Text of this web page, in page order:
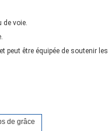
de voie.
peut être équipée de soutenir les
de grâce